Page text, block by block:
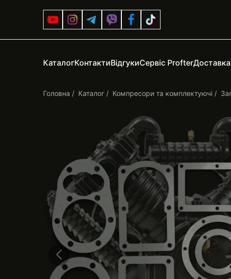
КаталогКонтактиВідгукиСервіс Profter
Головна Каталог Компресори та комплектуючі